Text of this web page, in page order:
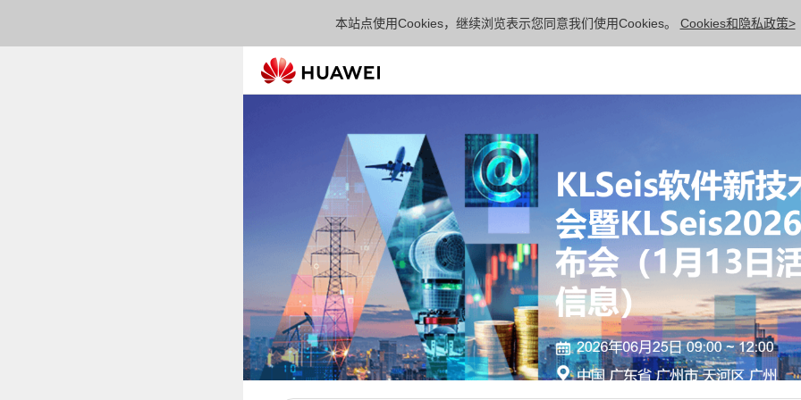
本站点使用Cookies，继续浏览表示您同意我们使用Cookies。 Cookies和隐私政策>